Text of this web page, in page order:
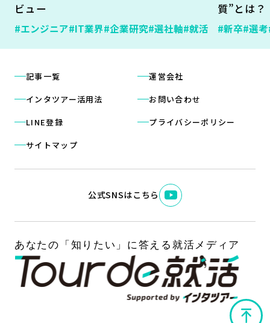
ビュー
#エンジニア#IT業界#企業研究#選社軸#就活
質”とは？
#新卒#選考
記事一覧
インタツアー活用法
LINE登録
サイトマップ
運営会社
お問い合わせ
プライバシーポリシー
公式SNSはこちら